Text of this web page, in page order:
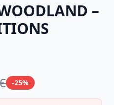
–
-25%